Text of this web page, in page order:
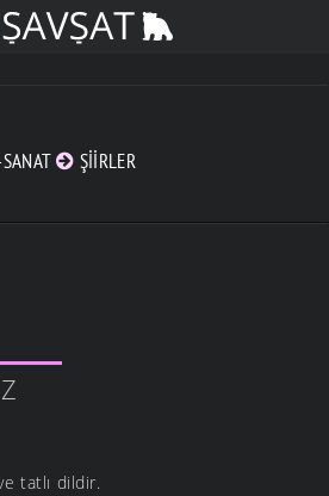
ŞIIRLER
tatlı dildir.